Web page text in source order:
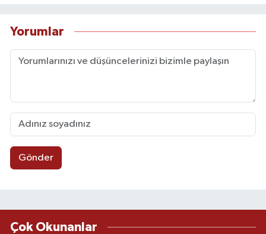
Yorumlar
Gönder
Çok Okunanlar